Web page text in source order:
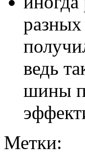
ведь
шины
Метки: